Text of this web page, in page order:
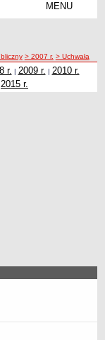
MENU
> 2007 r. > Uchwała
r. | 2009 r. | 2010 r.
2015 r.